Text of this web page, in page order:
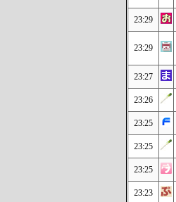
23:29
23:29
23:27
23:26
23:25
23:25
23:25
23:23